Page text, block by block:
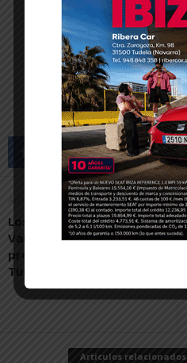
Artículo anterior
Los alumnos del Bi+ del IES
Valle del Ebro exponen sus
proyectos en la UPNA de
Tudela
Artículos relacionados